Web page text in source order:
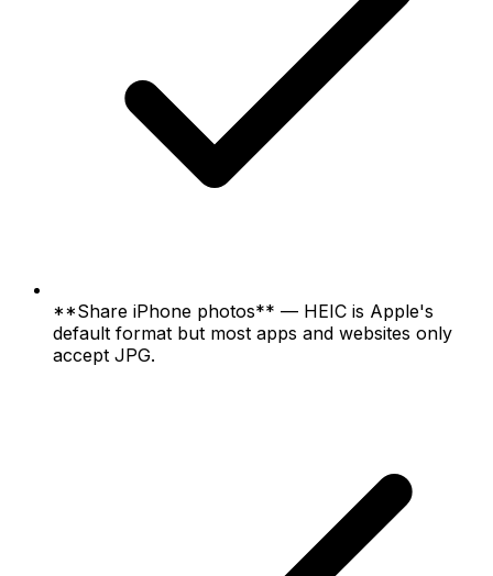
**Share iPhone photos** — HEIC is Apple's
default format but most apps and websites only
accept JPG.